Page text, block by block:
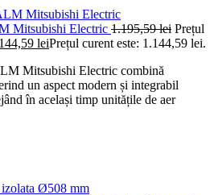
Mitsubishi Electric 1.195,59lei Prețul
leiPrețul curent este: 1.144,59 lei.
Mitsubishi Electric combină
un aspect modern și integrabil
în același timp unitățile de aer